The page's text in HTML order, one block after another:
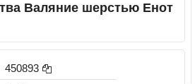
Валяние шерстью Енот
450893